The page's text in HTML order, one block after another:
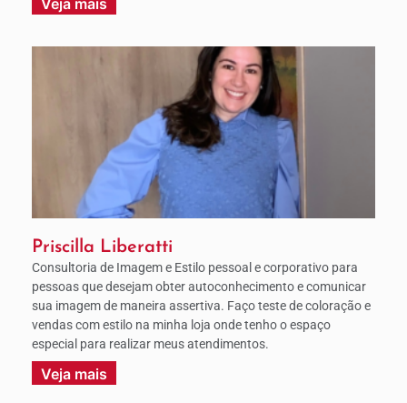
Veja mais
Priscilla Liberatti
Consultoria de Imagem e Estilo pessoal e corporativo para
pessoas que desejam obter autoconhecimento e comunicar
sua imagem de maneira assertiva. Faço teste de coloração e
vendas com estilo na minha loja onde tenho o espaço
especial para realizar meus atendimentos.
Veja mais